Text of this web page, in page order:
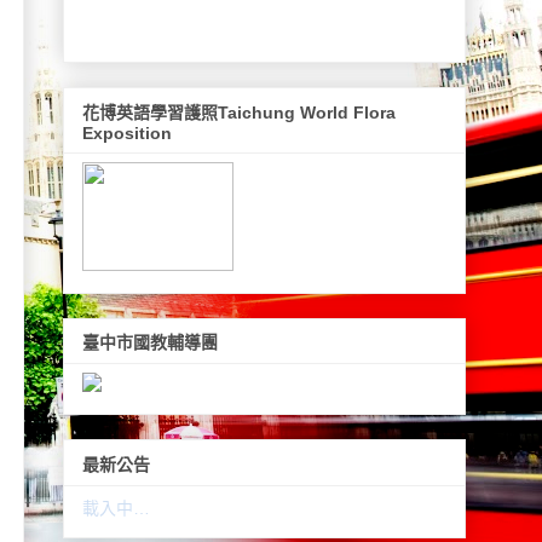
花博英語學習護照Taichung World Flora
Exposition
臺中市國教輔導團
最新公告
載入中…